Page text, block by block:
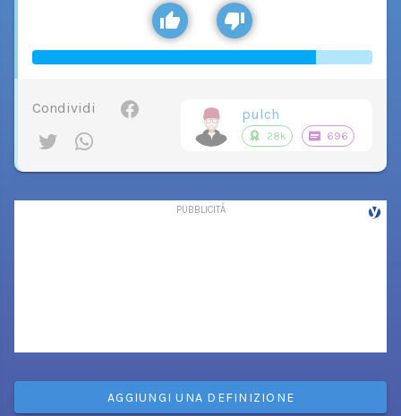
Condividi pulch
28k 696
AGGIUNGI UNA DEFINIZIONE